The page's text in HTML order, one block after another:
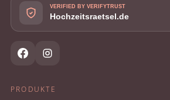
VERIFIED BY VERIFYTRUST
Hochzeitsraetsel.de
PRODUKTE